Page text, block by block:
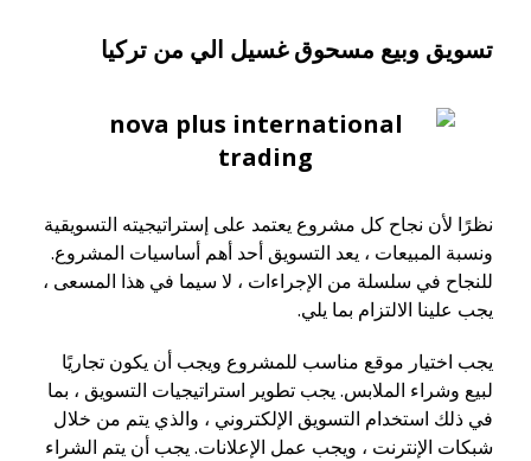
تسويق وبيع مسحوق غسيل الي من تركيا
نظرًا لأن نجاح كل مشروع يعتمد على إستراتيجيته التسويقية
ونسبة المبيعات ، يعد التسويق أحد أهم أساسيات المشروع.
للنجاح في سلسلة من الإجراءات ، لا سيما في هذا المسعى ،
يجب علينا الالتزام بما يلي.
يجب اختيار موقع مناسب للمشروع ويجب أن يكون تجاريًا
لبيع وشراء الملابس. يجب تطوير استراتيجيات التسويق ، بما
في ذلك استخدام التسويق الإلكتروني ، والذي يتم من خلال
شبكات الإنترنت ، ويجب عمل الإعلانات. يجب أن يتم الشراء